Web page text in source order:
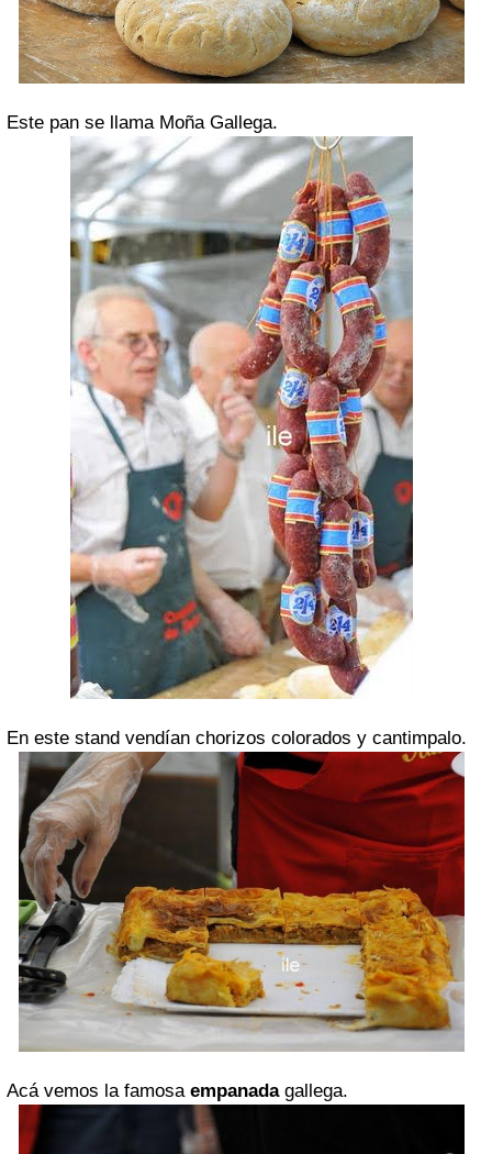
Este pan se llama Moña Gallega.
En este stand vendían chorizos colorados y cantimpalo.
Acá vemos la famosa empanadagallega.